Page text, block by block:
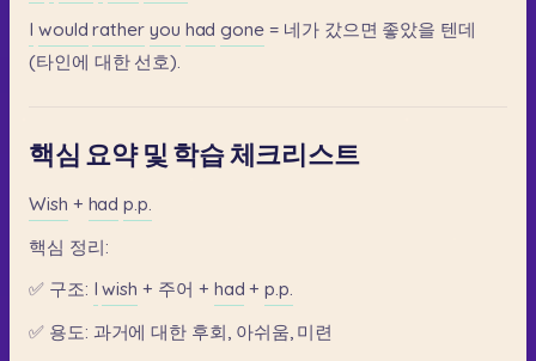
I would rather you had gone = 네가 갔으면 좋았을 텐데
(타인에 대한 선호).
핵심 요약 및 학습 체크리스트
Wish + had p.p.
핵심 정리:
✅ 구조: I wish + 주어 + had + p.p.
✅ 용도: 과거에 대한 후회, 아쉬움, 미련